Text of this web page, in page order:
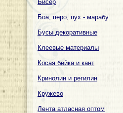
Бисер
Боа, перо, пух - марабу
Бусы декоративные
Клеевые материалы
Косая бейка и кант
Кринолин и регилин
Кружево
Лента атласная оптом